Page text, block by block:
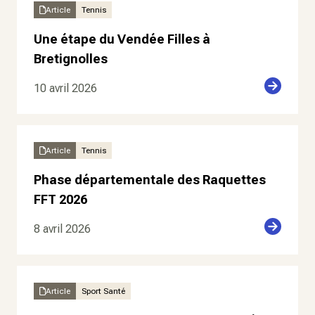
Article Tennis
Une étape du Vendée Filles à
Bretignolles
10 avril 2026
Article Tennis
Phase départementale des Raquettes
FFT 2026
8 avril 2026
Article Sport Santé